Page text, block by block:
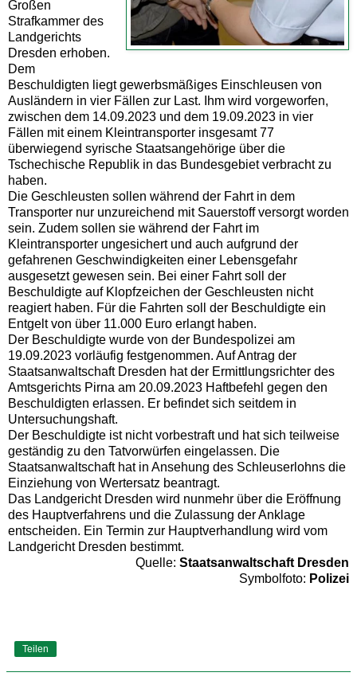
Großen
Strafkammer des
Landgerichts
Dresden erhoben.
Dem
Beschuldigten liegt gewerbsmäßiges Einschleusen von
Ausländern in vier Fällen zur Last. Ihm wird vorgeworfen,
zwischen dem 14.09.2023 und dem 19.09.2023 in vier
Fällen mit einem Kleintransporter insgesamt 77
überwiegend syrische Staatsangehörige über die
Tschechische Republik in das Bundesgebiet verbracht zu
haben.
Die Geschleusten sollen während der Fahrt in dem
Transporter nur unzureichend mit Sauerstoff versorgt worden
sein. Zudem sollen sie während der Fahrt im
Kleintransporter ungesichert und auch aufgrund der
gefahrenen Geschwindigkeiten einer Lebensgefahr
ausgesetzt gewesen sein. Bei einer Fahrt soll der
Beschuldigte auf Klopfzeichen der Geschleusten nicht
reagiert haben. Für die Fahrten soll der Beschuldigte ein
Entgelt von über 11.000 Euro erlangt haben.
Der Beschuldigte wurde von der Bundespolizei am
19.09.2023 vorläufig festgenommen. Auf Antrag der
Staatsanwaltschaft Dresden hat der Ermittlungsrichter des
Amtsgerichts Pirna am 20.09.2023 Haftbefehl gegen den
Beschuldigten erlassen. Er befindet sich seitdem in
Untersuchungshaft.
Der Beschuldigte ist nicht vorbestraft und hat sich teilweise
geständig zu den Tatvorwürfen eingelassen. Die
Staatsanwaltschaft hat in Ansehung des Schleuserlohns die
Einziehung von Wertersatz beantragt.
Das Landgericht Dresden wird nunmehr über die Eröffnung
des Hauptverfahrens und die Zulassung der Anklage
entscheiden. Ein Termin zur Hauptverhandlung wird vom
Landgericht Dresden bestimmt.
Quelle: Staatsanwaltschaft Dresden
Symbolfoto: Polizei
Teilen